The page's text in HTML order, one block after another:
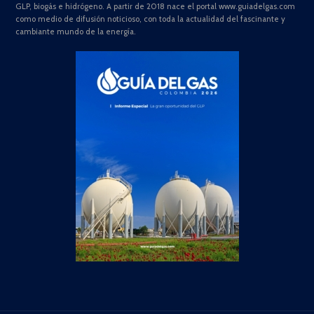
GLP, biogás e hidrógeno. A partir de 2018 nace el portal www.guiadelgas.com
como medio de difusión noticioso, con toda la actualidad del fascinante y
cambiante mundo de la energía.